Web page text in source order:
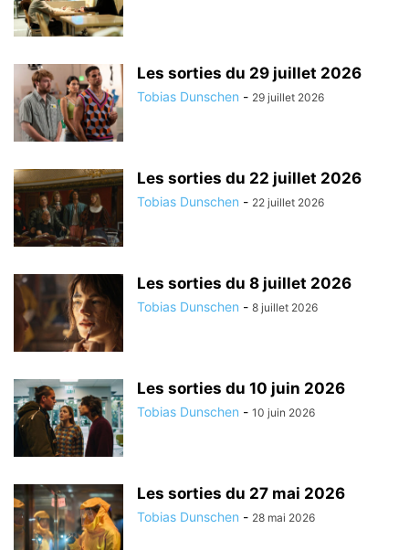
Les sorties du 29 juillet 2026
Tobias Dunschen - 29 juillet 2026
Les sorties du 22 juillet 2026
Tobias Dunschen - 22 juillet 2026
Les sorties du 8 juillet 2026
Tobias Dunschen - 8 juillet 2026
Les sorties du 10 juin 2026
Tobias Dunschen - 10 juin 2026
Les sorties du 27 mai 2026
Tobias Dunschen - 28 mai 2026